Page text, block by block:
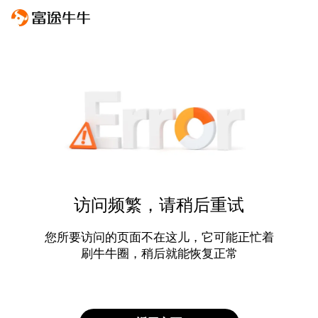
访问频繁，请稍后重试
您所要访问的页面不在这儿，它可能正忙着
刷牛牛圈，稍后就能恢复正常